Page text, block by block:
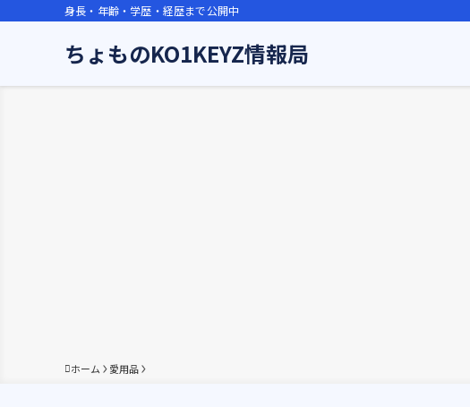
身長・年齢・学歴・経歴まで公開中
ちょものKO1KEYZ情報局
ホーム 愛用品